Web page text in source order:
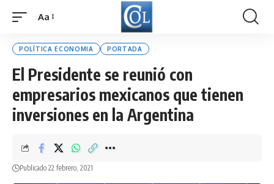
Font
Aa
POLÍTICA ECONOMIA PORTADA
El Presidente se reunió con
empresarios mexicanos que tienen
inversiones en la Argentina
Publicado 22 febrero, 2021